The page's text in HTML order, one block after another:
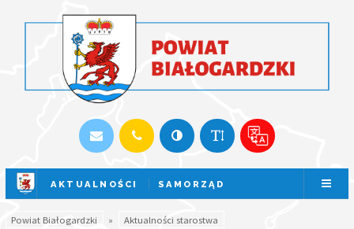
AKTUALNOŚCI SAMORZĄD
SESJA NA ŻYWO
Powiat Białogardzki » Aktualności starostwa